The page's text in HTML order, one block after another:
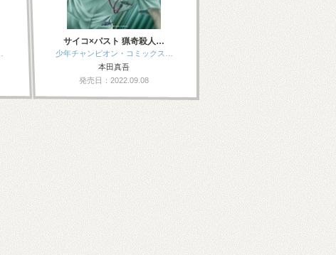
サイコ×パスト 猟奇殺人…
少年チャンピオン・コミックス…
本田真吾
発売日：2022.09.08